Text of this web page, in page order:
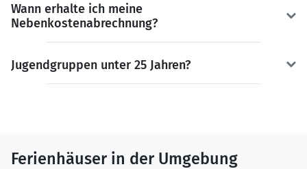
Wann erhalte ich meine
Nebenkostenabrechnung?
Jugendgruppen unter 25 Jahren?
Ferienhäuser in der Umgebung